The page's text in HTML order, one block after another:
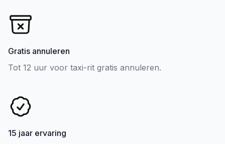
Gratis annuleren
Tot 12 uur voor taxi-rit gratis annuleren.
15 jaar ervaring